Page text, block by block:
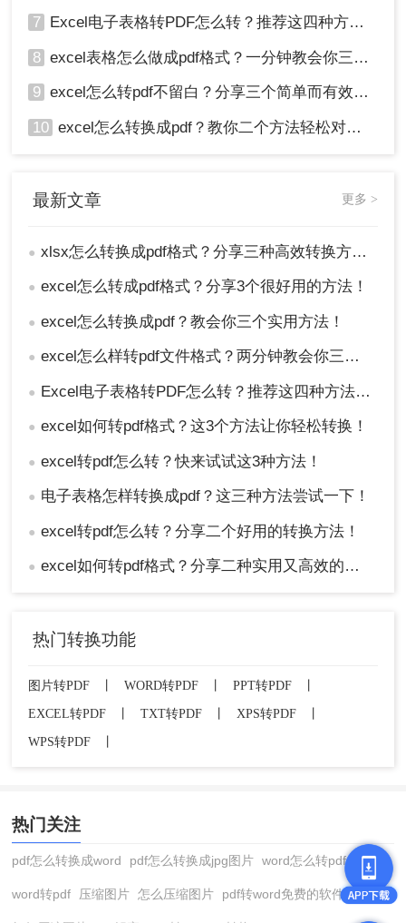
7 Excel电子表格转PDF怎么转？推荐这四种方法给大家！
8 excel表格怎么做成pdf格式？一分钟教会你三个方法！
9 excel怎么转pdf不留白？分享三个简单而有效的方法！
10 excel怎么转换成pdf？教你二个方法轻松对应！
最新文章 更多 >
● xlsx怎么转换成pdf格式？分享三种高效转换方法！
● excel怎么转成pdf格式？分享3个很好用的方法！
● excel怎么转换成pdf？教会你三个实用方法！
● excel怎么样转pdf文件格式？两分钟教会你三种方法
● Excel电子表格转PDF怎么转？推荐这四种方法给大家！
● excel如何转pdf格式？这3个方法让你轻松转换！
● excel转pdf怎么转？快来试试这3种方法！
● 电子表格怎样转换成pdf？这三种方法尝试一下！
● excel转pdf怎么转？分享二个好用的转换方法！
● excel如何转pdf格式？分享二种实用又高效的方法!
热门转换功能
图片转PDF WORD转PDF PPT转PDF
EXCEL转PDF
TXT转PDF XPS转PDF
WPS转PDF
热门关注
pdf怎么转换成word pdf怎么转换成jpg图片 word怎么转pdf
word转pdf 压缩图片 怎么压缩图片 pdf转word免费的软件